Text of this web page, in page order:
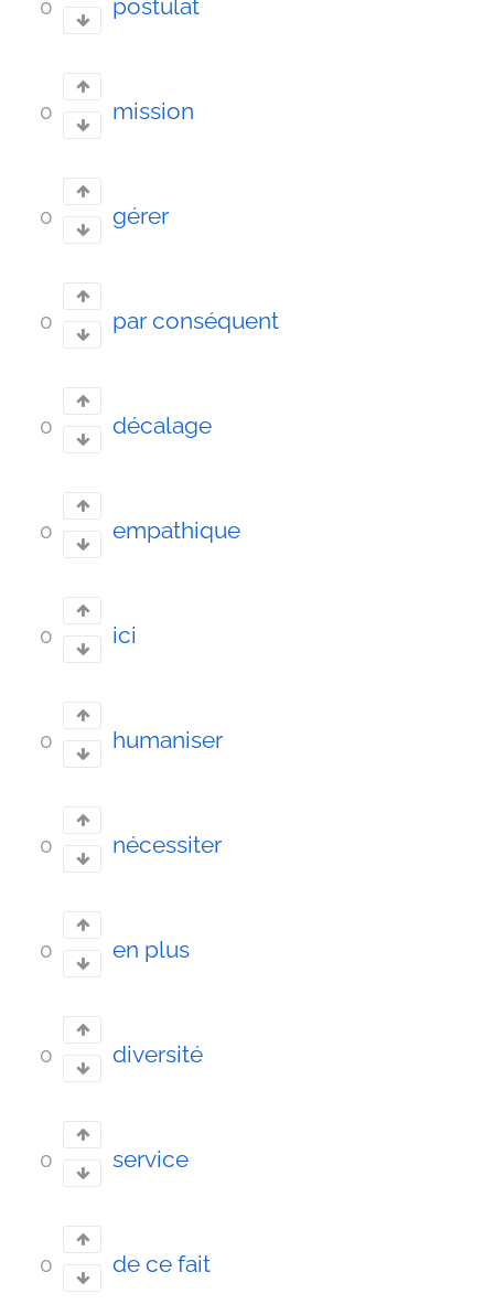
0 postulat
0 mission
0 gérer
0 par conséquent
0 décalage
0 empathique
0 ici
0 humaniser
0 nécessiter
0 en plus
0 diversité
0 service
0 de ce fait